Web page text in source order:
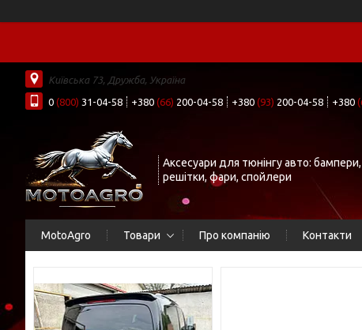
Київська 73, Дружба, Україна
0 (800) 31-04-58 +380 (66) 200-04-58 +380 (93) 200-04-58 +380
Аксесуари для тюнінгу авто: бампери,
решітки, фари, спойлери
MotoAgro Товари Про компанію Контакти